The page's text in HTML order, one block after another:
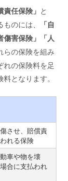
責任保険」 と
のには、
「自
傷害保険」「人
らの保険を組み
れの保険料を足
となります。
させ、賠償責
れる保険
車や物を壊
合に支払われ